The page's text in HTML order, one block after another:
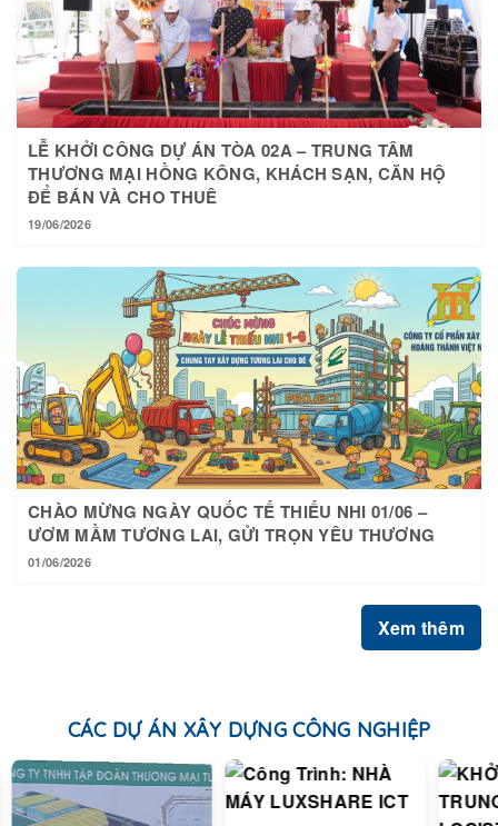
LỄ KHỞI CÔNG DỰ ÁN TÒA 02A – TRUNG TÂM
THƯƠNG MẠI HỒNG KÔNG, KHÁCH SẠN, CĂN HỘ
ĐỂ BÁN VÀ CHO THUÊ
19/06/2026
CHÀO MỪNG NGÀY QUỐC TẾ THIẾU NHI 01/06 –
ƯƠM MẦM TƯƠNG LAI, GỬI TRỌN YÊU THƯƠNG
01/06/2026